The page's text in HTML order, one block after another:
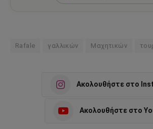
Rafale γαλλικών Μαχητικών
Ακολουθήστε στο
Ακολουθήστε στο